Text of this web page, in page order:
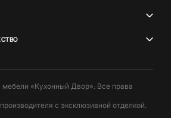
«Кухонный Двор». Все права
с эксклюзивной отделкой.